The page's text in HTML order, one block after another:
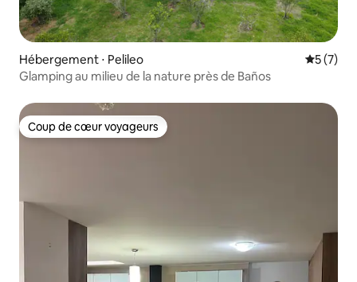
Hébergement ⋅ Pelileo
5 (7)
Glamping au milieu de la nature près de Baños
Coup de cœur voyageurs
Coup de cœur voyageurs